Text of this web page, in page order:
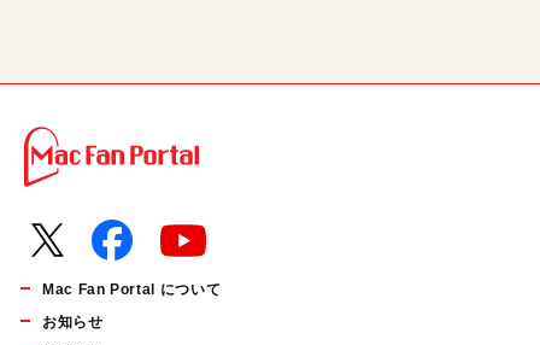
Mac Fan Portal について
お知らせ